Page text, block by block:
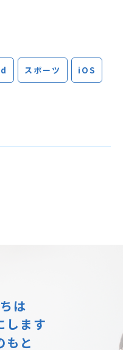
スポーツ iOS
は
します
もと